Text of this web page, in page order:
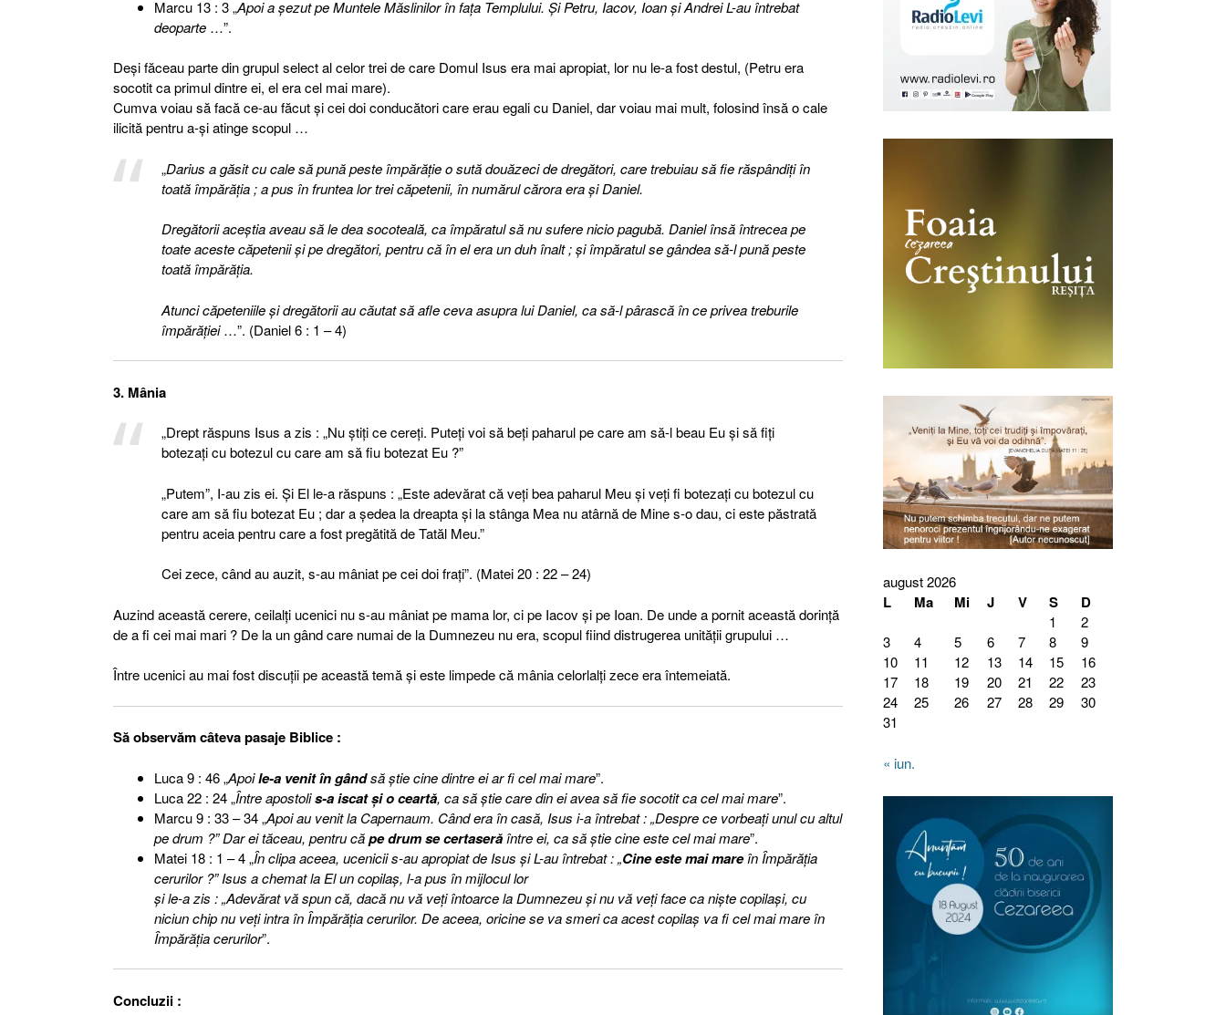
Marcu 13 : 3 „Apoi a şezut pe Muntele Măslinilor în faţa Templului. Şi Petru, Iacov, Ioan şi Andrei L-au întrebat
deoparte …”.
Deşi făceau parte din grupul select al celor trei de care Domul Isus era mai apropiat, lor nu le-a fost destul, (Petru era
socotit ca primul dintre ei, el era cel mai mare).
Cumva voiau să facă ce-au făcut şi cei doi conducători care erau egali cu Daniel, dar voiau mai mult, folosind însă o cale
ilicită pentru a-şi atinge scopul …
„Darius a găsit cu cale să pună peste împărăţie o sută douăzeci de dregători, care trebuiau să fie răspândiţi în
toată împărăţia ; a pus în fruntea lor trei căpetenii, în numărul cărora era şi Daniel.
Dregătorii aceştia aveau să le dea socoteală, ca împăratul să nu sufere nicio pagubă. Daniel însă întrecea pe
toate aceste căpetenii şi pe dregători, pentru că în el era un duh înalt ; şi împăratul se gândea să-l pună peste
toată împărăţia.
Atunci căpeteniile şi dregătorii au căutat să afle ceva asupra lui Daniel, ca să-l pârască în ce privea treburile
împărăţiei…”. (Daniel 6 : 1 – 4)
3. Mânia
„Drept răspuns Isus a zis : „Nu ştiţi ce cereţi. Puteţi voi să beţi paharul pe care am să-l beau Eu şi să fiţi
botezaţi cu botezul cu care am să fiu botezat Eu ?”
„Putem”, I-au zis ei. Şi El le-a răspuns : „Este adevărat că veţi bea paharul Meu şi veţi fi botezaţi cu botezul cu
care am să fiu botezat Eu ; dar a şedea la dreapta şi la stânga Mea nu atârnă de Mine s-o dau, ci este păstrată
pentru aceia pentru care a fost pregătită de Tatăl Meu.”
Cei zece, când au auzit, s-au mâniat pe cei doi fraţi”. (Matei 20 : 22 – 24)
Auzind această cerere, ceilalţi ucenici nu s-au mâniat pe mama lor, ci pe Iacov şi pe Ioan. De unde a pornit această dorinţă
de a fi cei mai mari ? De la un gând care numai de la Dumnezeu nu era, scopul fiind distrugerea unităţii grupului …
Între ucenici au mai fost discuţii pe această temă şi este limpede că mânia celorlalţi zece era întemeiată.
Să observăm câteva pasaje Biblice :
Luca 9 : 46 „Apoile-a venit în gândsă ştie cine dintre ei ar fi cel mai mare”.
Luca 22 : 24 „Între apostolis-a iscat şi o ceartă, ca să ştie care din ei avea să fie socotit ca cel mai mare”.
Marcu 9 : 33 – 34 „Apoi au venit la Capernaum. Când era în casă, Isus i-a întrebat : „Despre ce vorbeaţi unul cu altul
pe drum ?” Dar ei tăceau, pentru căpe drum se certaseră între ei, ca să ştie cine este cel mai mare”.
Matei 18 : 1 – 4 „În clipa aceea, ucenicii s-au apropiat de Isus şi L-au întrebat : „Cine este mai mareîn Împărăţia
cerurilor ?” Isus a chemat la El un copilaş, l-a pus în mijlocul lor
şi le-a zis : „Adevărat vă spun că, dacă nu vă veţi întoarce la Dumnezeu şi nu vă veţi face ca nişte copilaşi, cu
niciun chip nu veţi intra în Împărăţia cerurilor. De aceea, oricine se va smeri ca acest copilaş va fi cel mai mare în
Împărăţia cerurilor”.
Concluzii :
august 2026
L Ma Mi J V S D
1
2
3
4 5 6 7 8
9
10
11 12 13 14 15
16
17
18 19 20 21 22
23
24
25 26 27 28 29
30
31
« iun.